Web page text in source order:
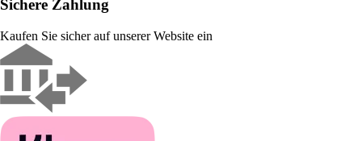
Sichere Zahlung
Kaufen Sie sicher auf unserer Website ein